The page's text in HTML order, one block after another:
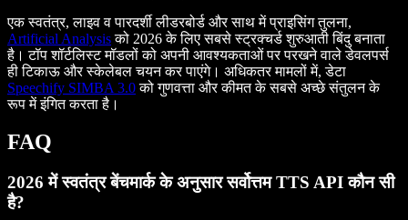
एक स्वतंत्र, लाइव व पारदर्शी लीडरबोर्ड और साथ में प्राइसिंग तुलना,
Artificial Analysisको 2026 के लिए सबसे स्ट्रक्चर्ड शुरुआती बिंदु बनाता
है। टॉप शॉर्टलिस्ट मॉडलों को अपनी आवश्यकताओं पर परखने वाले डेवलपर्स
ही टिकाऊ और स्केलेबल चयन कर पाएंगे। अधिकतर मामलों में, डेटा
Speechify SIMBA 3.0को गुणवत्ता और कीमत के सबसे अच्छे संतुलन के
रूप में इंगित करता है।
FAQ
2026 में स्वतंत्र बेंचमार्क के अनुसार सर्वोत्तम TTS API कौन सी
है?